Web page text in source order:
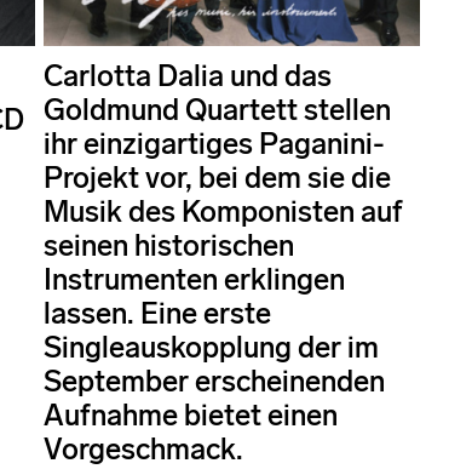
Carlotta Dalia und das
Goldmund Quartett stellen
ihr einzigartiges Paganini-
Projekt vor, bei dem sie die
Musik des Komponisten auf
seinen historischen
Instrumenten erklingen
lassen. Eine erste
Singleauskopplung der im
September erscheinenden
Aufnahme bietet einen
Vorgeschmack.